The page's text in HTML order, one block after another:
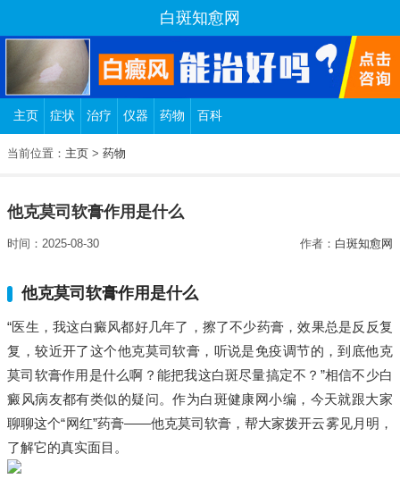
白斑知愈网
主页 症状 治疗 仪器 药物 百科
当前位置： 主页 >药物
他克莫司软膏作用是什么
时间：2025-08-30 作者： 白斑知愈网
他克莫司软膏作用是什么
“医生，我这白癜风都好几年了，擦了不少药膏，效果总是反反复
复，较近开了这个他克莫司软膏，听说是免疫调节的，到底他克
莫司软膏作用是什么啊？能把我这白斑尽量搞定不？”相信不少白
癜风病友都有类似的疑问。作为白斑健康网小编，今天就跟大家
聊聊这个“网红”药膏——他克莫司软膏，帮大家拨开云雾见月明，
了解它的真实面目。